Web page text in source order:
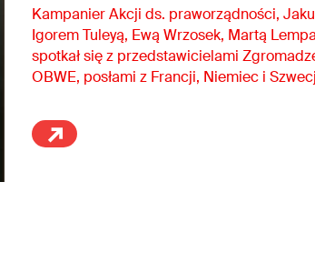
Kampanier Akcji ds. praworządności,
Igorem Tuleyą, Ewą Wrzosek, Martą
spotkał się z przedstawicielami
OBWE, posłami z Francji, Niemiec i